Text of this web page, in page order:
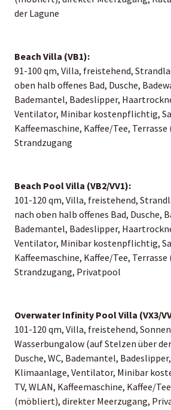
der Lagune
Beach Villa (VB1):
91-100 qm, Villa, freistehend,
oben halb offenes Bad, Dusche,
Bademantel, Badeslipper,
Ventilator, Minibar kostenpflichtig,
Kaffeemaschine, Kaffee/Tee,
Strandzugang
Beach Pool Villa (VB2/VV1):
101-120 qm, Villa, freistehend,
nach oben halb offenes Bad, Dusche,
Bademantel, Badeslipper,
Ventilator, Minibar kostenpflichtig,
Kaffeemaschine, Kaffee/Tee,
Strandzugang, Privatpool
Overwater Infinity Pool Villa (VX3/
101-120 qm, Villa, freistehend,
Wasserbungalow (auf Stelzen über
Dusche, WC, Bademantel,
Klimaanlage, Ventilator, Minibar
TV, WLAN, Kaffeemaschine, Kaffee/
(möbliert), direkter Meerzugang,